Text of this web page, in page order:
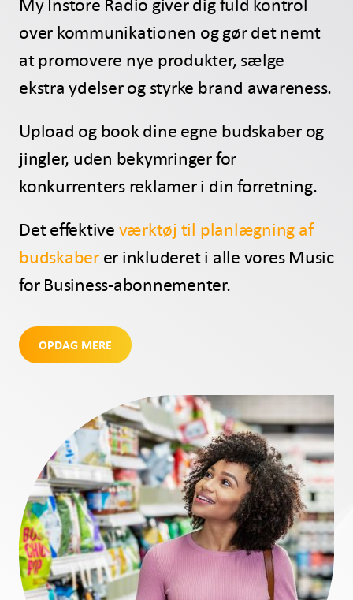
over kommunikationen og gør det nemt
at promovere nye produkter, sælge
ekstra ydelser og styrke brand awareness.
Upload og book dine egne budskaber og
jingler, uden bekymringer for
konkurrenters reklamer i din forretning.
Det effektive værktøj til planlægning af
budskaberer inkluderet i alle vores Music
for Business-abonnementer.
OPDAG MERE